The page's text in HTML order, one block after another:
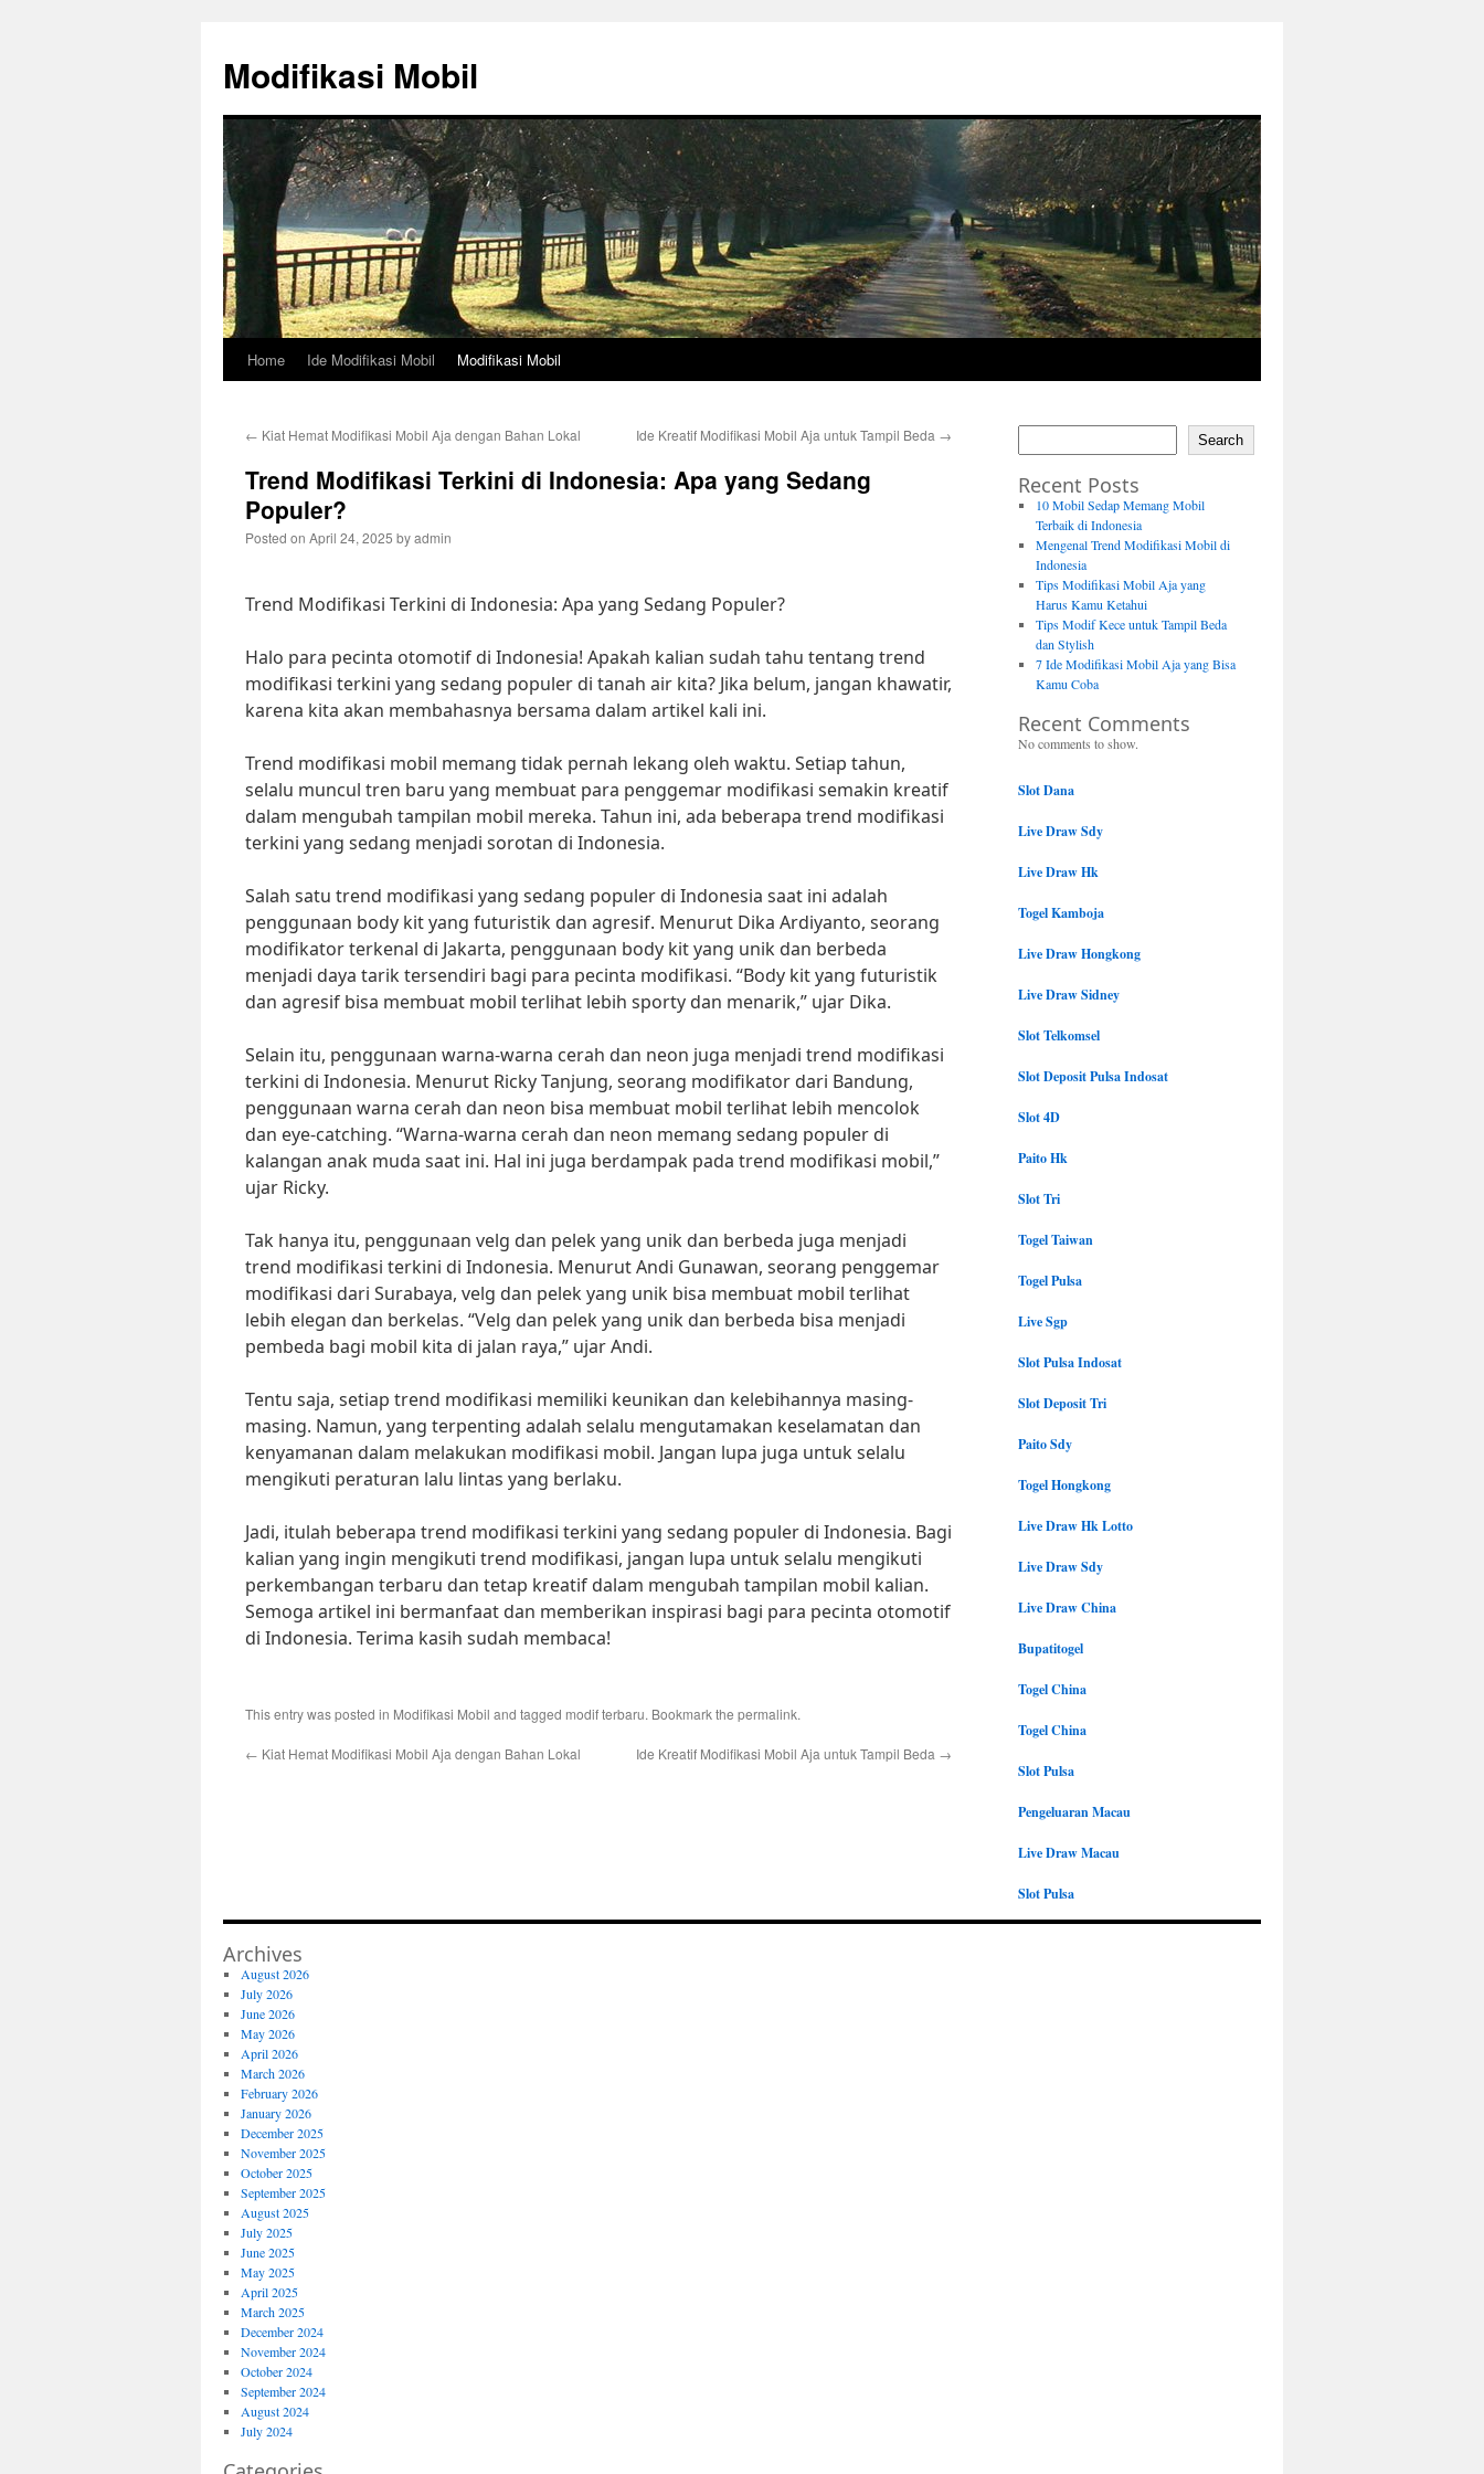
content
Modifikasi Mobil
Home Ide Modifikasi Mobil Modifikasi Mobil
← Kiat Hemat Modifikasi Mobil Aja dengan Bahan Lokal Ide Kreatif Modifikasi Mobil Aja untuk Tampil Beda →
Trend Modifikasi Terkini di Indonesia: Apa yang Sedang
Populer?
Posted on April 24, 2025 byadmin
Trend Modifikasi Terkini di Indonesia: Apa yang Sedang Populer?
Halo para pecinta otomotif di Indonesia! Apakah kalian sudah tahu tentang trend
modifikasi terkini yang sedang populer di tanah air kita? Jika belum, jangan khawatir,
karena kita akan membahasnya bersama dalam artikel kali ini.
Trend modifikasi mobil memang tidak pernah lekang oleh waktu. Setiap tahun,
selalu muncul tren baru yang membuat para penggemar modifikasi semakin kreatif
dalam mengubah tampilan mobil mereka. Tahun ini, ada beberapa trend modifikasi
terkini yang sedang menjadi sorotan di Indonesia.
Salah satu trend modifikasi yang sedang populer di Indonesia saat ini adalah
penggunaan body kit yang futuristik dan agresif. Menurut Dika Ardiyanto, seorang
modifikator terkenal di Jakarta, penggunaan body kit yang unik dan berbeda
menjadi daya tarik tersendiri bagi para pecinta modifikasi. “Body kit yang futuristik
dan agresif bisa membuat mobil terlihat lebih sporty dan menarik,” ujar Dika.
Selain itu, penggunaan warna-warna cerah dan neon juga menjadi trend modifikasi
terkini di Indonesia. Menurut Ricky Tanjung, seorang modifikator dari Bandung,
penggunaan warna cerah dan neon bisa membuat mobil terlihat lebih mencolok
dan eye-catching. “Warna-warna cerah dan neon memang sedang populer di
kalangan anak muda saat ini. Hal ini juga berdampak pada trend modifikasi mobil,”
ujar Ricky.
Tak hanya itu, penggunaan velg dan pelek yang unik dan berbeda juga menjadi
trend modifikasi terkini di Indonesia. Menurut Andi Gunawan, seorang penggemar
modifikasi dari Surabaya, velg dan pelek yang unik bisa membuat mobil terlihat
lebih elegan dan berkelas. “Velg dan pelek yang unik dan berbeda bisa menjadi
pembeda bagi mobil kita di jalan raya,” ujar Andi.
Tentu saja, setiap trend modifikasi memiliki keunikan dan kelebihannya masing-
masing. Namun, yang terpenting adalah selalu mengutamakan keselamatan dan
kenyamanan dalam melakukan modifikasi mobil. Jangan lupa juga untuk selalu
mengikuti peraturan lalu lintas yang berlaku.
Jadi, itulah beberapa trend modifikasi terkini yang sedang populer di Indonesia. Bagi
kalian yang ingin mengikuti trend modifikasi, jangan lupa untuk selalu mengikuti
perkembangan terbaru dan tetap kreatif dalam mengubah tampilan mobil kalian.
Semoga artikel ini bermanfaat dan memberikan inspirasi bagi para pecinta otomotif
di Indonesia. Terima kasih sudah membaca!
This entry was posted in Modifikasi Mobil and tagged modif terbaru. Bookmark the permalink.
← Kiat Hemat Modifikasi Mobil Aja dengan Bahan Lokal Ide Kreatif Modifikasi Mobil Aja untuk Tampil Beda →
Search
Recent Posts
10 Mobil Sedap Memang Mobil
Terbaik di Indonesia
Mengenal Trend Modifikasi Mobil di
Indonesia
Tips Modifikasi Mobil Aja yang
Harus Kamu Ketahui
Tips Modif Kece untuk Tampil Beda
dan Stylish
7 Ide Modifikasi Mobil Aja yang Bisa
Kamu Coba
Recent Comments
No comments to show.
Slot Dana
Live Draw Sdy
Live Draw Hk
Togel Kamboja
Live Draw Hongkong
Live Draw Sidney
Slot Telkomsel
Slot Deposit Pulsa Indosat
Slot 4D
Paito Hk
Slot Tri
Togel Taiwan
Togel Pulsa
Live Sgp
Slot Pulsa Indosat
Slot Deposit Tri
Paito Sdy
Togel Hongkong
Live Draw Hk Lotto
Live Draw Sdy
Live Draw China
Bupatitogel
Togel China
Togel China
Slot Pulsa
Pengeluaran Macau
Live Draw Macau
Slot Pulsa
Archives
August 2026
July 2026
June 2026
May 2026
April 2026
March 2026
February 2026
January 2026
December 2025
November 2025
October 2025
September 2025
August 2025
July 2025
June 2025
May 2025
April 2025
March 2025
December 2024
November 2024
October 2024
September 2024
August 2024
July 2024